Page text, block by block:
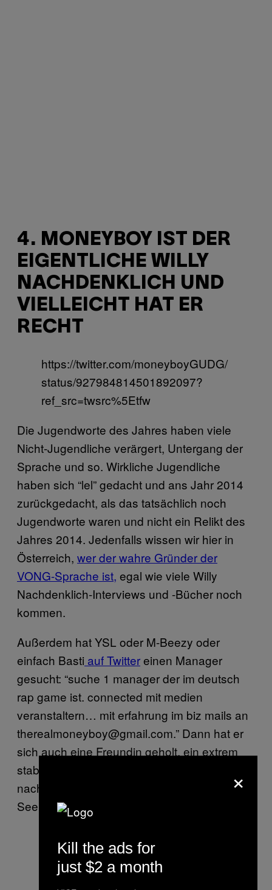
4. MONEYBOY IST DER
EIGENTLICHE WILLY
NACHDENKLICH UND
VIELLEICHT HAT ER
RECHT
https://twitter.com/moneyboyGUDG/
status/927984814501892097?
ref_src=twsrc%5Etfw
Die Jugendworte des Jahres haben viele
Nicht-Jugendliche verärgert, Untergang der
Sprache und so. Wirkliche Jugendliche
haben sich “lel” gedacht und ans Jahr 2014
zurückgedacht, als das tatsächlich noch
Jugendworte waren und nicht ein Relikt des
Jahres 2014. Jedenfalls wissen wir hier in
Österreich, wer der wahre Gründer der
VONG-Sprache ist, egal wie viele Willy
Nachdenklich-Interviews und -Bücher noch
kommen.
Außerdem hat YSL oder M-Beezy oder
einfach Basti auf Twittereinen Manager
gesucht: “suche 1 manager der im deutsch
rap game ist. connected mit medien
veranstaltern… mit erfahrung im biz mails an
therealmoneyboy@gmail.com.” Dann hat er
sich auch eine Freundin geholt, ein extrem
stabiles Comeback-Video gedreht und kotzt
nach wie vor, wie sein jüngerer
Seelenverwandter, Sachen ins Internet.
×
Kill the ads for
just $2 a month